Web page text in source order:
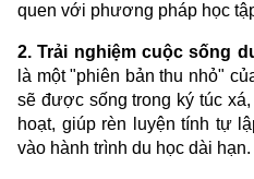
quen với phương pháp học
2. Trải nghiệm cuộc sống
là một "phiên bản thu nhỏ"
sẽ được sống trong ký túc
hoạt, giúp rèn luyện tính tự
vào hành trình du học dài hạn.